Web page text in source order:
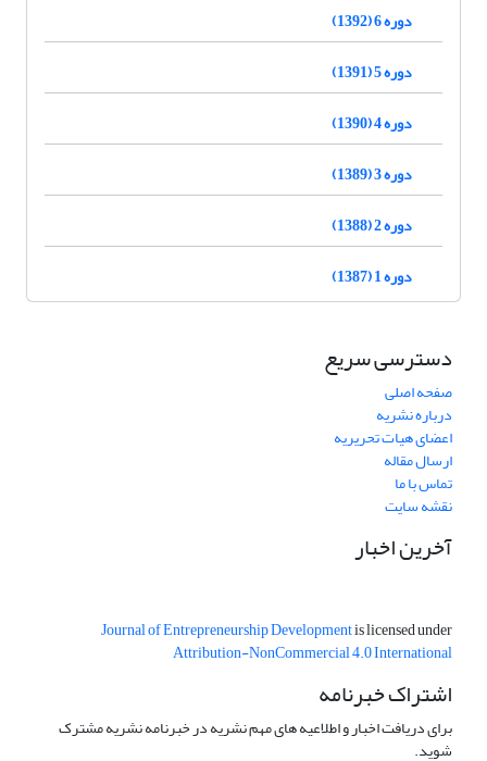
دوره 6 (1392)
دوره 5 (1391)
دوره 4 (1390)
دوره 3 (1389)
دوره 2 (1388)
دوره 1 (1387)
دسترسی سریع
صفحه اصلی
درباره نشریه
اعضای هیات تحریریه
ارسال مقاله
تماس با ما
نقشه سایت
آخرین اخبار
Journal of Entrepreneurship Developmentis licensed under
Attribution-NonCommercial 4.0 International
اشتراک خبرنامه
برای دریافت اخبار و اطلاعیه های مهم نشریه در خبرنامه نشریه مشترک
شوید.